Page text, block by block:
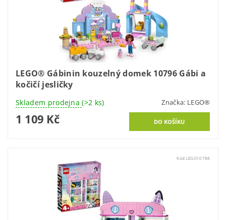
LEGO® Gábinin kouzelný domek 10796 Gábi a
kočičí jesličky
Skladem prodejna(>2 ks) Značka: LEGO®
1 109 Kč
Kód: LEGO10788